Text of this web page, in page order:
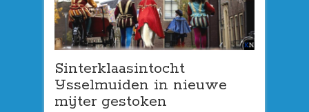
Sinterklaasintocht
IJsselmuiden in nieuwe
mijter gestoken